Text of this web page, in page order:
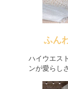
ふん
ハイウエス
ンが愛らし